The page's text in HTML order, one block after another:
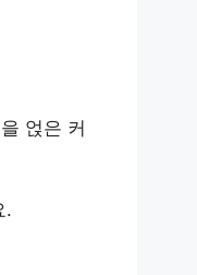
얹은 커
.